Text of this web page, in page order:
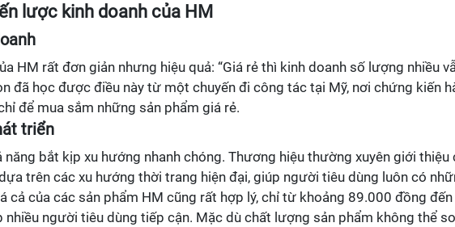
lược kinh doanh của HM
HM rất đơn giản nhưng hiệu quả: “Giá rẻ thì kinh doanh số lượng nhiều
đã học được điều này từ một chuyến đi công tác tại Mỹ, nơi chứng kiến
để mua sắm những sản phẩm giá rẻ.
triển
năng bắt kịp xu hướng nhanh chóng. Thương hiệu thường xuyên giới thiệu
trên các xu hướng thời trang hiện đại, giúp người tiêu dùng luôn có
cả của các sản phẩm HM cũng rất hợp lý, chỉ từ khoảng 89.000 đồng đến
nhiều người tiêu dùng tiếp cận. Mặc dù chất lượng sản phẩm không thể so